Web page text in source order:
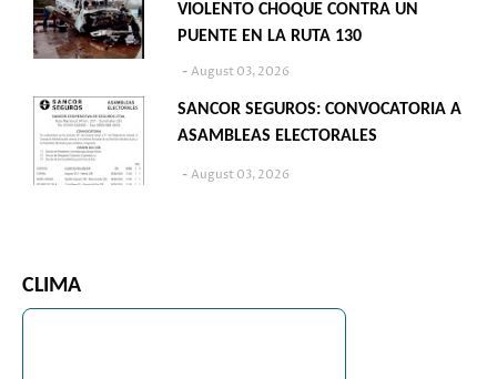
VIOLENTO CHOQUE CONTRA UN
PUENTE EN LA RUTA 130
August 03, 2026
SANCOR SEGUROS: CONVOCATORIA A
ASAMBLEAS ELECTORALES
August 03, 2026
CLIMA